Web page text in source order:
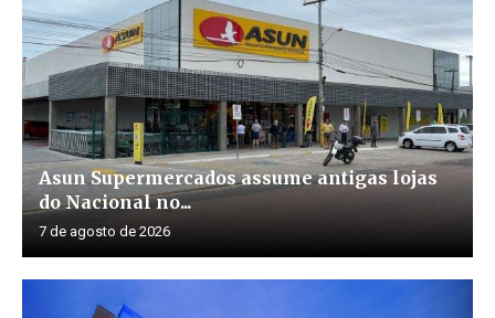
Asun Supermercados assume antigas lojas
do Nacional no...
7 de agosto de 2026